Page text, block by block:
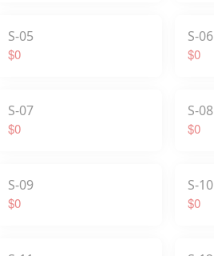
S-05
$0
S-06
$0
S-07
$0
S-08
$0
S-09
$0
S-10
$0